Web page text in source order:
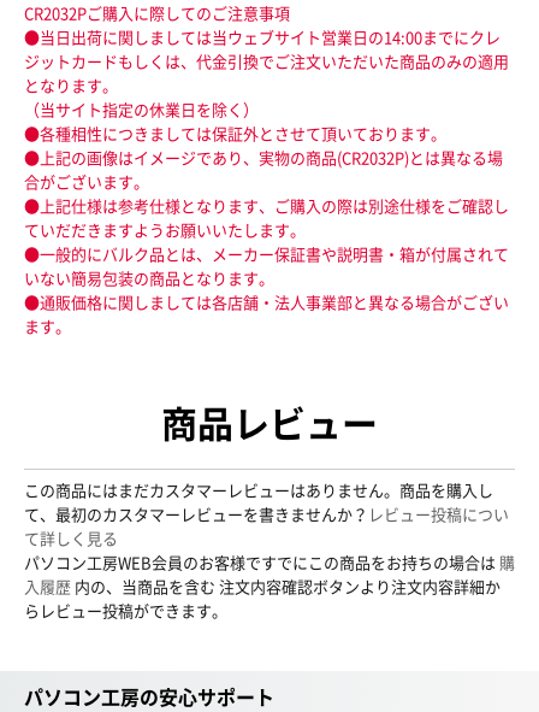
CR2032Pご購入に際してのご注意事項
●当日出荷に関しましては当ウェブサイト営業日の14:00までにクレ
ジットカードもしくは、代金引換でご注文いただいた商品のみの適用
となります。
（当サイト指定の休業日を除く）
●各種相性につきましては保証外とさせて頂いております。
●上記の画像はイメージであり、実物の商品(CR2032P)とは異なる場
合がございます。
●上記仕様は参考仕様となります、ご購入の際は別途仕様をご確認し
ていだだきますようお願いいたします。
●一般的にバルク品とは、メーカー保証書や説明書・箱が付属されて
いない簡易包装の商品となります。
●通販価格に関しましては各店舗・法人事業部と異なる場合がござい
ます。
商品レビュー
この商品にはまだカスタマーレビューはありません。商品を購入し
て、最初のカスタマーレビューを書きませんか？ レビュー投稿につい
て詳しく見る
パソコン工房WEB会員のお客様ですでにこの商品をお持ちの場合は 購
入履歴 内の、当商品を含む 注文内容確認ボタンより注文内容詳細か
らレビュー投稿ができます。
パソコン工房の安心サポート